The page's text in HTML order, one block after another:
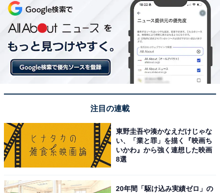
注目の連載
東野圭吾や湊かなえだけじゃな
い、「業と罪」を描く『映画ち
いかわ』から強く連想した映画
8選
20年間「駆け込み実績ゼロ」の